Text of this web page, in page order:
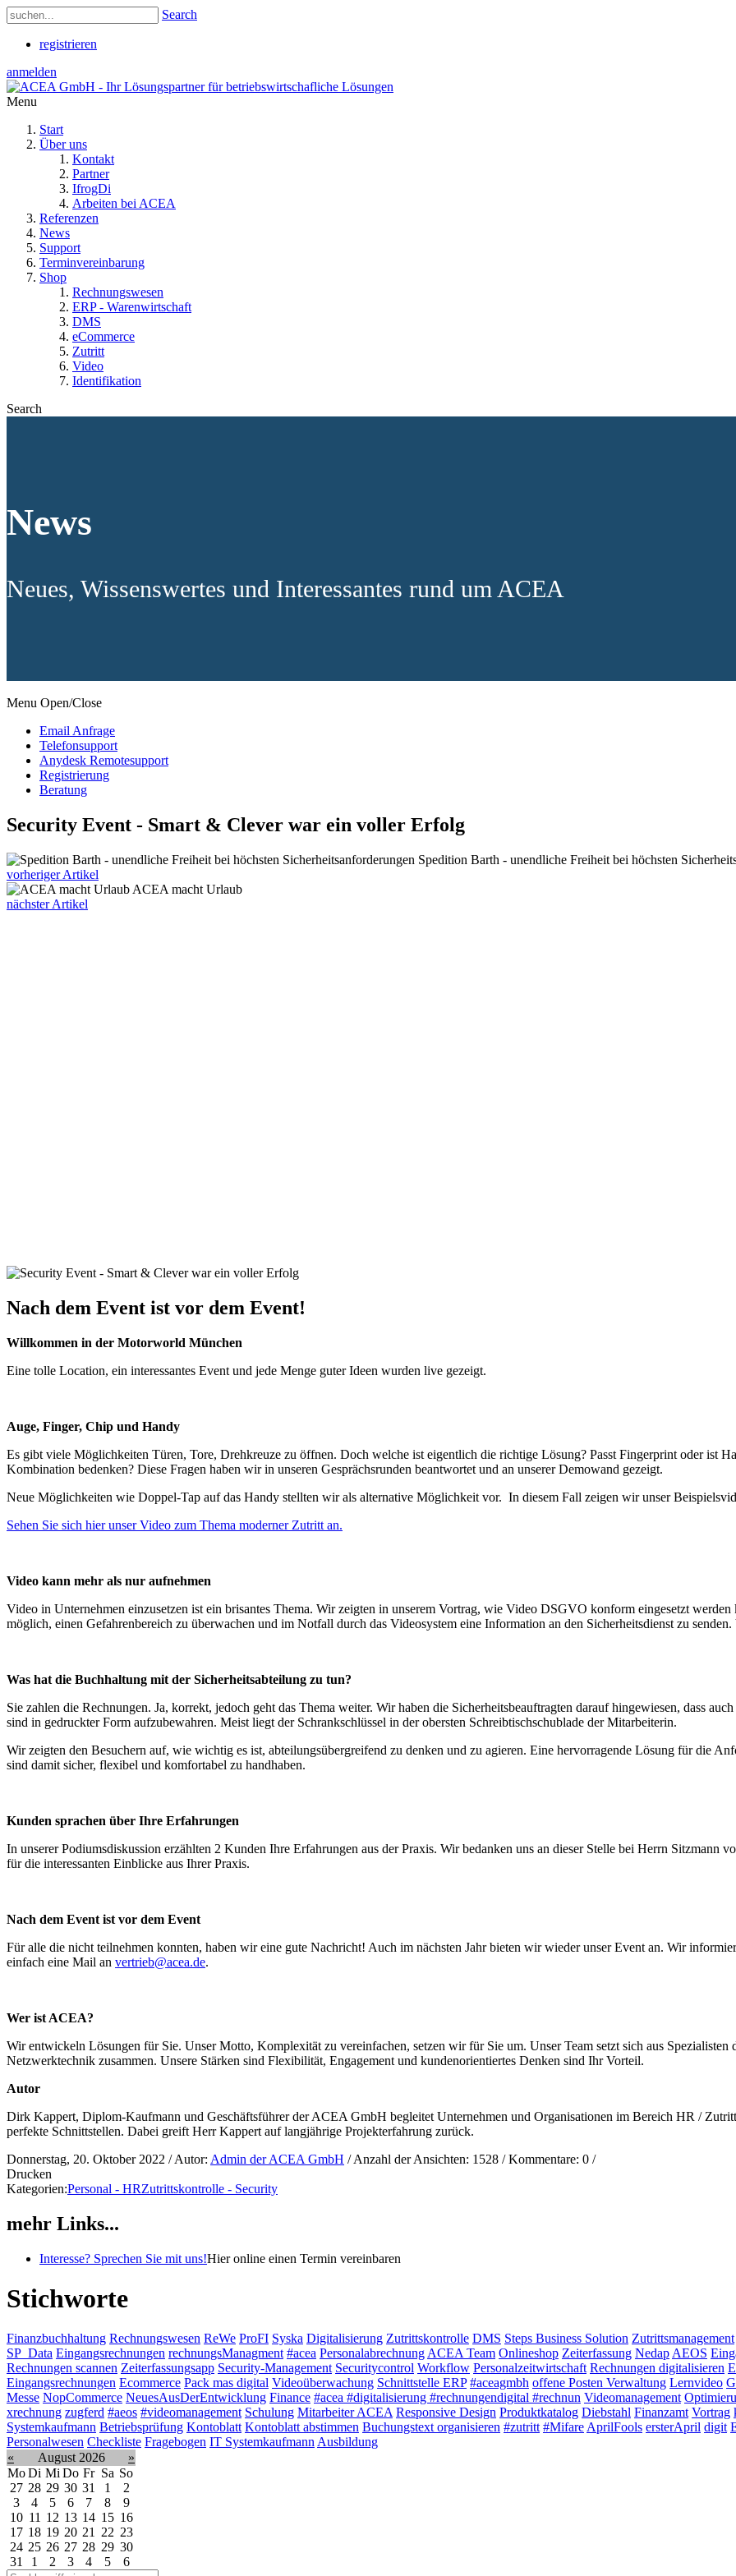
Search
registrieren
anmelden
Menu
Start
Über uns
Kontakt
Partner
IfrogDi
Arbeiten bei ACEA
Referenzen
News
Support
Terminvereinbarung
Shop
Rechnungswesen
ERP - Warenwirtschaft
DMS
eCommerce
Zutritt
Video
Identifikation
Search
News
Neues, Wissenswertes und Interessantes rund um ACEA
Menu Open/Close
Email Anfrage
Telefonsupport
Anydesk Remotesupport
Registrierung
Beratung
Security Event - Smart & Clever war ein voller Erfolg
Spedition Barth - unendliche Freiheit bei höchsten
vorheriger Artikel
ACEA macht Urlaub
nächster Artikel
Nach dem Event ist vor dem Event!
Willkommen in der Motorworld München
Eine tolle Location, ein interessantes Event und jede Menge guter Ideen wurden live gezeigt.
Auge, Finger, Chip und Handy
Es gibt viele Möglichkeiten Türen, Tore, Drehkreuze zu öffnen. Doch welche ist eigentlich die richtige Lösung? Passt Fingerprint oder ist
Kombination bedenken? Diese Fragen haben wir in unseren Gesprächsrunden beantwortet und an unserer Demowand gezeigt.
Neue Möglichkeiten wie Doppel-Tap auf das Handy stellten wir als alternative Möglichkeit vor. In diesem Fall zeigen wir unser
Sehen Sie sich hier unser Video zum Thema moderner Zutritt an.
Video kann mehr als nur aufnehmen
Video in Unternehmen einzusetzen ist ein brisantes Thema. Wir zeigten in unserem Vortrag, wie Video DSGVO konform eingesetzt
möglich, einen Gefahrenbereich zu überwachen und im Notfall durch das Videosystem eine Information an den Sicherheitsdienst zu
Was hat die Buchhaltung mit der Sicherheitsabteilung zu tun?
Sie zahlen die Rechnungen. Ja, korrekt, jedoch geht das Thema weiter. Wir haben die Sicherheitsbeauftragten darauf hingewiesen, dass
sind in gedruckter Form aufzubewahren. Meist liegt der Schrankschlüssel in der obersten Schreibtischschublade der Mitarbeiterin.
Wir zeigten den Besuchern auf, wie wichtig es ist, abteilungsübergreifend zu denken und zu agieren. Eine hervorragende Lösung für die
sind damit sicher, flexibel und komfortabel zu handhaben.
Kunden sprachen über Ihre Erfahrungen
In unserer Podiumsdiskussion erzählten 2 Kunden Ihre Erfahrungen aus der Praxis. Wir bedanken uns an dieser Stelle bei Herrn Sitzmann
für die interessanten Einblicke aus Ihrer Praxis.
Nach dem Event ist vor dem Event
Für alle die nicht teilnehmen konnten, haben wir eine gute Nachricht! Auch im nächsten Jahr bieten wir wieder unser Event an. Wir
einfach eine Mail an vertrieb@acea.de.
Wer ist ACEA?
Wir entwickeln Lösungen für Sie. Unser Motto, Komplexität zu vereinfachen, setzen wir für Sie um. Unser Team setzt sich aus
Netzwerktechnik zusammen. Unsere Stärken sind Flexibilität, Engagement und kundenorientiertes Denken sind Ihr Vorteil.
Autor
Dirk Kappert, Diplom-Kaufmann und Geschäftsführer der ACEA GmbH begleitet Unternehmen und Organisationen im Bereich HR /
perfekte Schnittstellen. Dabei greift Herr Kappert auf langjährige Projekterfahrung zurück.
Donnerstag, 20. Oktober 2022 / Autor: Admin der ACEA GmbH / Anzahl der Ansichten: 1528 / Kommentare: 0 /
Drucken
Kategorien:Personal - HRZutrittskontrolle - Security
mehr Links...
Interesse? Sprechen Sie mit uns!Hier online einen Termin vereinbaren
Stichworte
Finanzbuchhaltung Rechnungswesen ReWe ProFI Syska Digitalisierung Zutrittskontrolle DMS Steps Business Solution Zutrittsmanagement
SP_Data Eingangsrechnungen rechnungsManagment #acea PersonalabrechnungACEA Team Onlineshop Zeiterfassung NedapAEOS
Rechnungen scannen Zeiterfassungsapp Security-Management Securitycontrol Workflow Personalzeitwirtschaft Rechnungen digitalisieren
Eingangsrechnungen Ecommerce Pack mas digital Videoüberwachung Schnittstelle ERP #aceagmbh offene Posten Verwaltung Lernvideo
Messe NopCommerce NeuesAusDerEntwicklung Finance #acea #digitalisierung #rechnungendigital #rechnun Videomanagement
xrechnung zugferd #aeos #videomanagement Schulung Mitarbeiter ACEA Responsive Design Produktkatalog Diebstahl Finanzamt Vortrag
Systemkaufmann Betriebsprüfung Kontoblatt Kontoblatt abstimmen Buchungstext organisieren #zutritt #MifareAprilFools ersterApril digit
Personalwesen Checkliste Fragebogen IT SystemkaufmannAusbildung
«
August 2026
»
Mo Di MiDo Fr Sa So
27 28 29 30 31 1
2
3
4 5 6 7 8
9
10 11 12 13 14 15 16
17 18 19 20 21 22 23
24 25 26 27 28 29 30
31
1 2 3 4 5 6